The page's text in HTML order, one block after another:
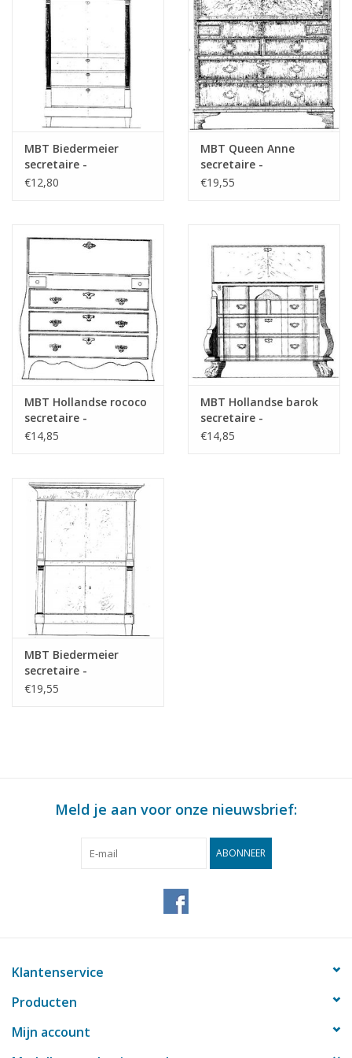
das Vorwort
Opmerkingen
MBT Biedermeier
secretaire -
Bouwtekening Schaal 1
€12,80
MBT Queen Anne
secretaire -
Bouwtekening Schaal 1
€19,55
MBT Hollandse rococo
secretaire -
Bouwtekening Schaal 1
€14,85
MBT Hollandse barok
secretaire -
Bouwtekening Schaal 1
€14,85
MBT Biedermeier
secretaire -
Bouwtekening Schaal 1
€19,55
Meld je aan voor onze nieuwsbrief:
ABONNEER
Klantenservice
Producten
Mijn account